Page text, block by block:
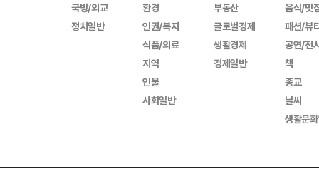
국방/외교
정치일반
환경
인권/복지
식품/의료
지역
인물
사회일반
부동산
글로벌경제
생활경제
경제일반
음식/맛
패션/뷰
공연/전
책
종교
날씨
생활문